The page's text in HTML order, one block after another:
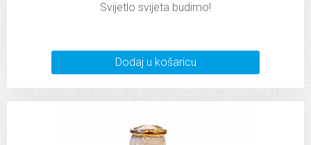
Svijetlo svijeta budimo!
Dodaj u košaricu